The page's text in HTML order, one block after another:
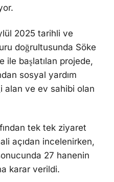
2025 tarihli ve
doğrultusunda Söke
ile başlatılan projede,
sosyal yardım
alan ve ev sahibi olan
tek tek ziyaret
açıdan incelenirken,
27 hanenin
karar verildi.